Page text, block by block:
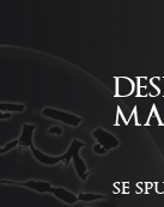
se